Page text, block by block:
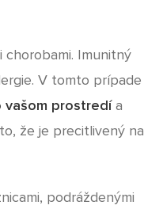
Imunitný
V tomto prípade
vašom prostredía
že je precitlivený na
podráždenými